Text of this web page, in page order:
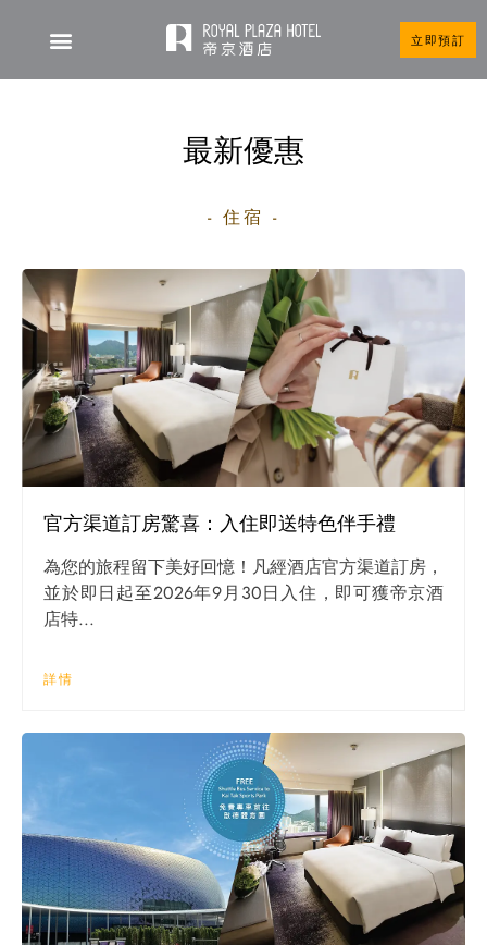
立即預訂
最新優惠
- 住宿 -
官方渠道訂房驚喜：入住即送特色伴手禮
為您的旅程留下美好回憶！凡經酒店官方渠道訂房，
並於即日起至2026年9月30日入住，即可獲帝京酒
店特...
詳情